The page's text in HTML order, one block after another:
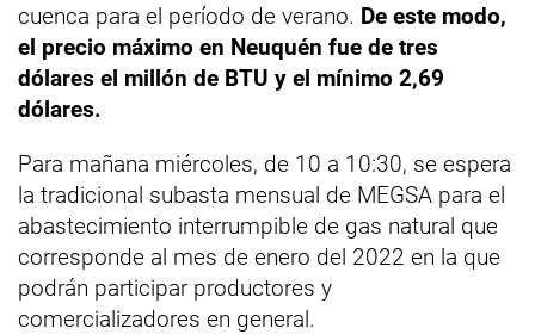
cuenca para el período de verano. De este modo,
el precio máximo en Neuquén fue de tres
dólares el millón de BTU y el mínimo 2,69
dólares.
Para mañana miércoles, de 10 a 10:30, se espera
la tradicional subasta mensual de MEGSA para el
abastecimiento interrumpible de gas natural que
corresponde al mes de enero del 2022 en la que
podrán participar productores y
comercializadores en general.